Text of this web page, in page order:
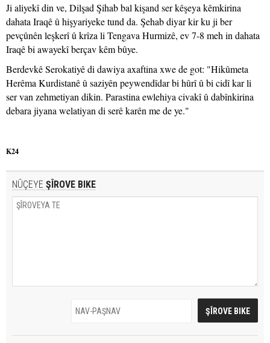
Ji aliyekî din ve, Dilşad Şihab bal kişand ser kêşeya kêmkirina
dahata Iraqê û hişyariyeke tund da. Şehab diyar kir ku ji ber
pevçûnên leşkerî û krîza li Tengava Hurmizê, ev 7-8 meh in dahata
Iraqê bi awayekî berçav kêm bûye.
Berdevkê Serokatiyê di dawiya axaftina xwe de got: "Hikûmeta
Herêma Kurdistanê û saziyên peywendîdar bi hûrî û bi cidî kar li
ser van zehmetiyan dikin. Parastina ewlehiya civakî û dabînkirina
debara jiyana welatiyan di serê karên me de ye."
K24
NÛÇEYE ŞÎROVE BIKE